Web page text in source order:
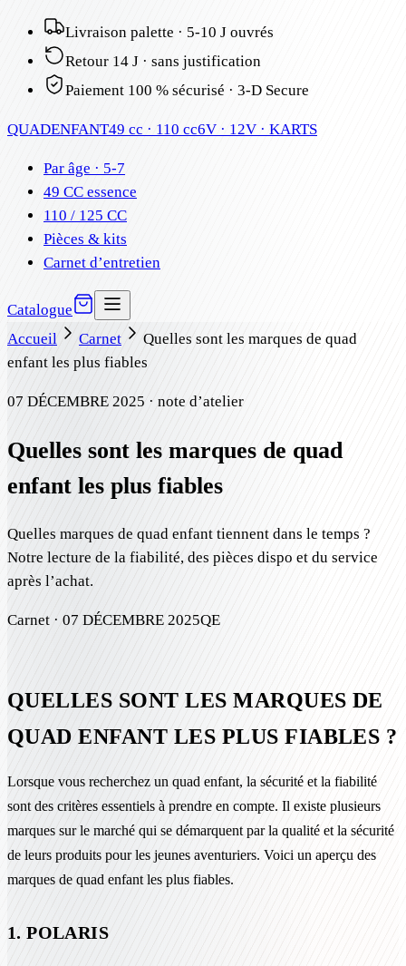
Livraison palette · 5-10 J ouvrés
Retour 14 J · sans justification
Paiement 100 % sécurisé · 3-D Secure
QUADENFANT49 cc · 110 cc6V · 12V · KARTS
Par âge · 5-7
49 CC essence
110 / 125 CC
Pièces & kits
Carnet d’entretien
Catalogue
Accueil
Carnet
Quelles sont les marques de quad
enfant les plus fiables
07 DÉCEMBRE 2025 · note d’atelier
Quelles sont les marques de quad
enfant les plus fiables
Quelles marques de quad enfant tiennent dans le temps ?
Notre lecture de la fiabilité, des pièces dispo et du service
après l’achat.
Carnet · 07 DÉCEMBRE 2025QE
QUELLES SONT LES MARQUES DE
QUAD ENFANT LES PLUS FIABLES ?
Lorsque vous recherchez un quad enfant, la sécurité et la fiabilité
sont des critères essentiels à prendre en compte. Il existe plusieurs
marques sur le marché qui se démarquent par la qualité et la sécurité
de leurs produits pour les jeunes aventuriers. Voici un aperçu des
marques de quad enfant les plus fiables.
1. POLARIS